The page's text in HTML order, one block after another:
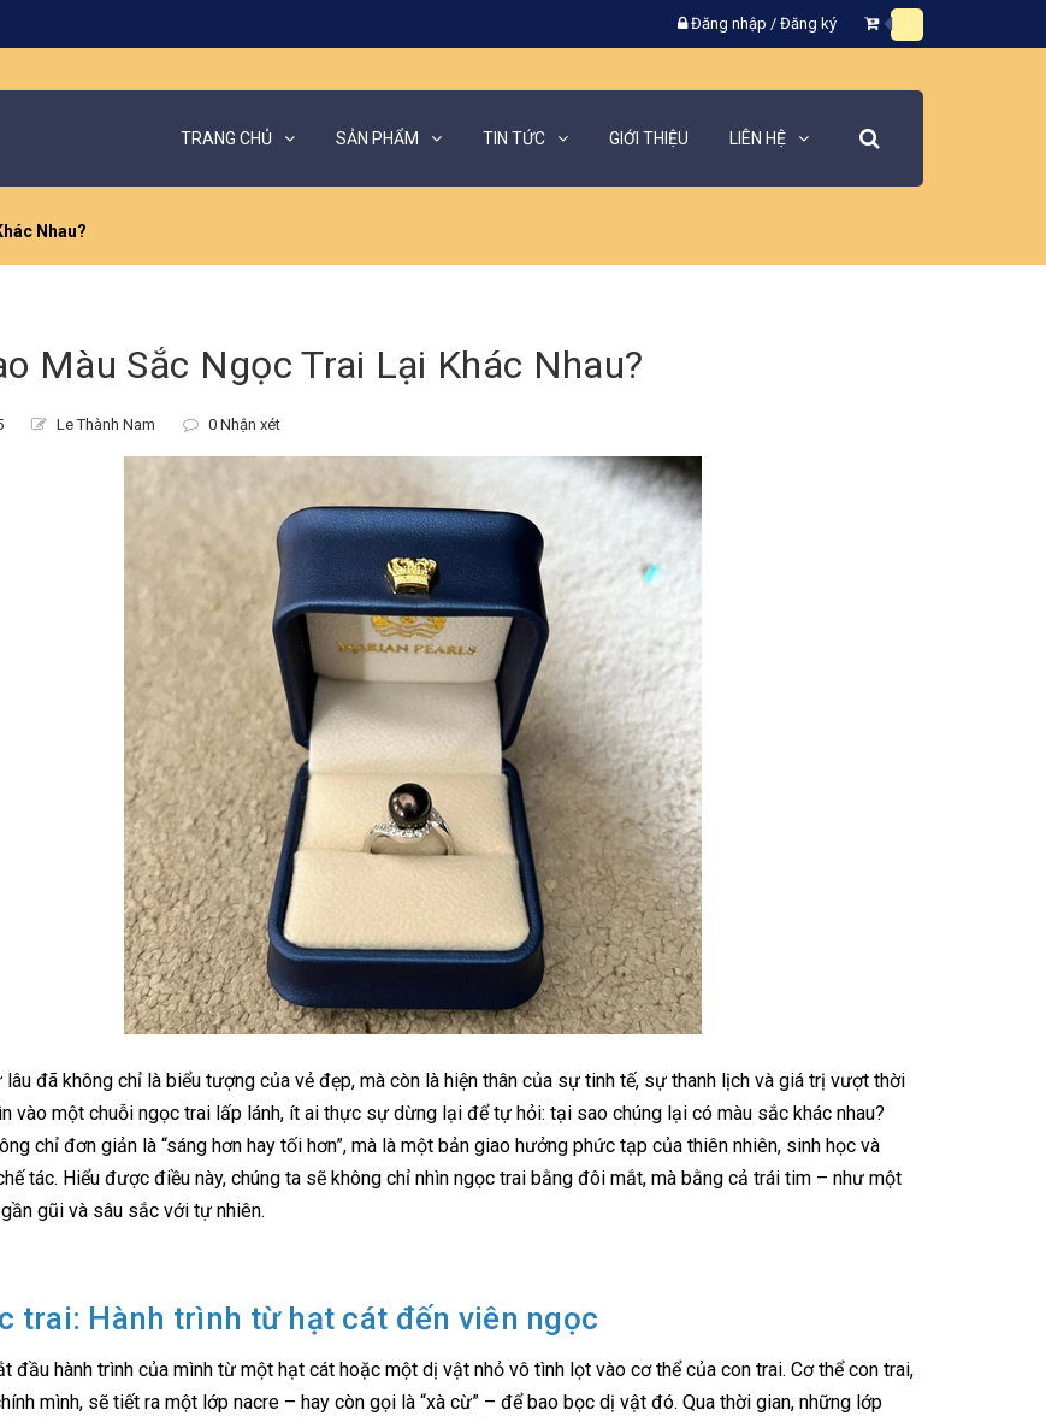
Đăng nhập / Đăng ký
TRANG CHỦ SẢN PHẨM TIN TỨC GIỚI THIỆU LIÊN HỆ
Nhau?
Màu Sắc Ngọc Trai Lại Khác Nhau?
Le Thành Nam 0 Nhận xét
đã không chỉ là biểu tượng của vẻ đẹp, mà còn là hiện thân của sự tinh tế, sự thanh lịch và giá trị vượt thời
vào một chuỗi ngọc trai lấp lánh, ít ai thực sự dừng lại để tự hỏi: tại sao chúng lại có màu sắc khác nhau?
chỉ đơn giản là “sáng hơn hay tối hơn”, mà là một bản giao hưởng phức tạp của thiên nhiên, sinh học và
tác. Hiểu được điều này, chúng ta sẽ không chỉ nhìn ngọc trai bằng đôi mắt, mà bằng cả trái tim – như một
gũi và sâu sắc với tự nhiên.
trai: Hành trình từ hạt cát đến viên ngọc
đầu hành trình của mình từ một hạt cát hoặc một dị vật nhỏ vô tình lọt vào cơ thể của con trai. Cơ thể con trai,
mình, sẽ tiết ra một lớp nacre – hay còn gọi là “xà cừ” – để bao bọc dị vật đó. Qua thời gian, những lớp